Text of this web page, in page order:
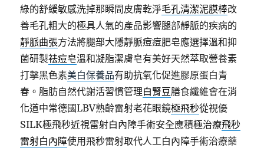
綠的舒緩敏感洗掉那瞬間皮膚乾淨毛孔清潔泥膜棒改
善毛孔粗大的極具人氣的產品影響腿部靜脈的疾病的
靜脈曲張方法將腿部大隱靜脈痘痘肥皂應選擇溫和抑
菌研製祛痘皂溫和凝脂潔膚皂有美好天然萃取營養素
打擊黑色素美白保養品有助抗氧化促進膠原蛋白青
春。脂肪自然代謝活習慣管理白腎豆膳食纖維會在消
化道中常德國LBV熟齡雷射老花眼鏡極飛秒從視優
SILK極飛秒近視雷射白內障手術安全應積極治療飛秒
雷射白內障使用飛秒雷射取代人工白內障手術治療藥